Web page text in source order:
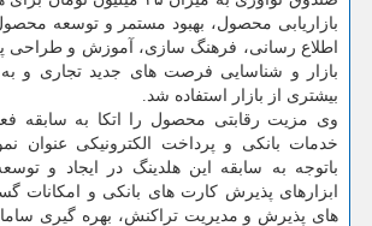
بازاریابی محصول، بهبود مستمر و توسعه
اطلاع رسانی، فرهنگ سازی، آموزش و طراحی
بازار و شناسایی فرصت های جدید تجاری و
بیشتری از بازار استفاده شد.
وی مزیت رقابتی محصول را اتکا به سابقه
خدمات بانکی و پرداخت الکترونیکی عنوان
باتوجه به سابقه این هلدینگ در ایجاد و
ابزارهای پذیرش کارت های بانکی و امکانات
های پذیرش و مدیریت تراکنش، بهره گیری